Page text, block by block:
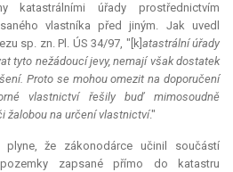
katastrálními úřady prostřednictvím
vlastníka před jiným. Jak uvedl
sp. zn. Pl. ÚS 34/97, "[k] atastrální úřady
tyto nežádoucí jevy, nemají však dostatek
Proto se mohou omezit na doporučení
vlastnictví řešily buď mimosoudně
žalobou na určení vlastnictví."
že zákonodárce učinil součástí
zapsané přímo do katastru